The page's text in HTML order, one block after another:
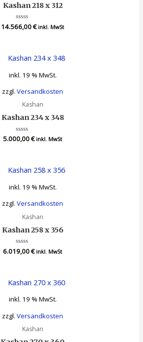
Kashan 218 x 312
Bewertet
mit
14.566,00€ inkl. MwSt
inkl. 19 % MwSt.
zzgl. Versandkosten
Kashan
Kashan 234 x 348
Bewertet
mit
5.000,00€ inkl. MwSt
inkl. 19 % MwSt.
zzgl. Versandkosten
Kashan
Kashan 258 x 356
Bewertet
mit
6.019,00€ inkl. MwSt
inkl. 19 % MwSt.
zzgl. Versandkosten
Kashan